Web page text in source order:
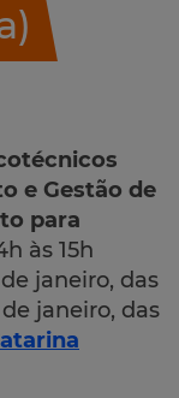
e Gestão de
para
às 15h
de janeiro, das
janeiro, das